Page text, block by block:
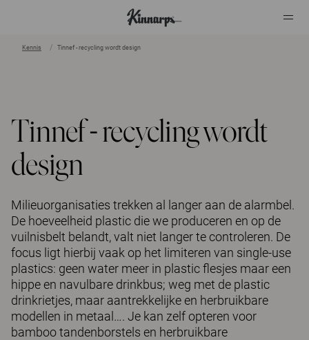
Kennis Tinnef - recycling wordt design
Tinnef - recycling wordt
design
Milieuorganisaties trekken al langer aan de alarmbel.
De hoeveelheid plastic die we produceren en op de
vuilnisbelt belandt, valt niet langer te controleren. De
focus ligt hierbij vaak op het limiteren van single-use
plastics: geen water meer in plastic flesjes maar een
hippe en navulbare drinkbus; weg met de plastic
drinkrietjes, maar aantrekkelijke en herbruikbare
modellen in metaal…. Je kan zelf opteren voor
bamboo tandenborstels en herbruikbare